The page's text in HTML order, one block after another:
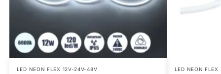
LED NEON FLEX 12V-24V-48V LED NEON